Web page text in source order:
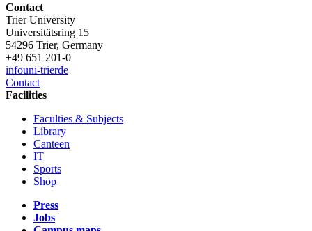
Contact
Trier University
Universitätsring 15
54296 Trier, Germany
+49 651 201-0
infouni-trierde
Contact
Facilities
Faculties & Subjects
Library
Canteen
IT
Sports
Shop
Press
Jobs